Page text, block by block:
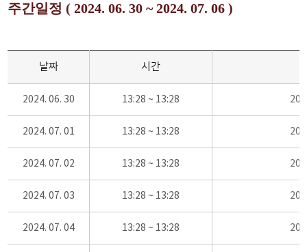
주간일정 ( 2024. 06. 30 ~ 2024. 07. 06 )
날짜 시간
2024. 06. 30 13:28 ~ 13:28
2024. 07. 01 13:28 ~ 13:28
2024. 07. 02 13:28 ~ 13:28
2024. 07. 03 13:28 ~ 13:28
2024. 07. 04 13:28 ~ 13:28